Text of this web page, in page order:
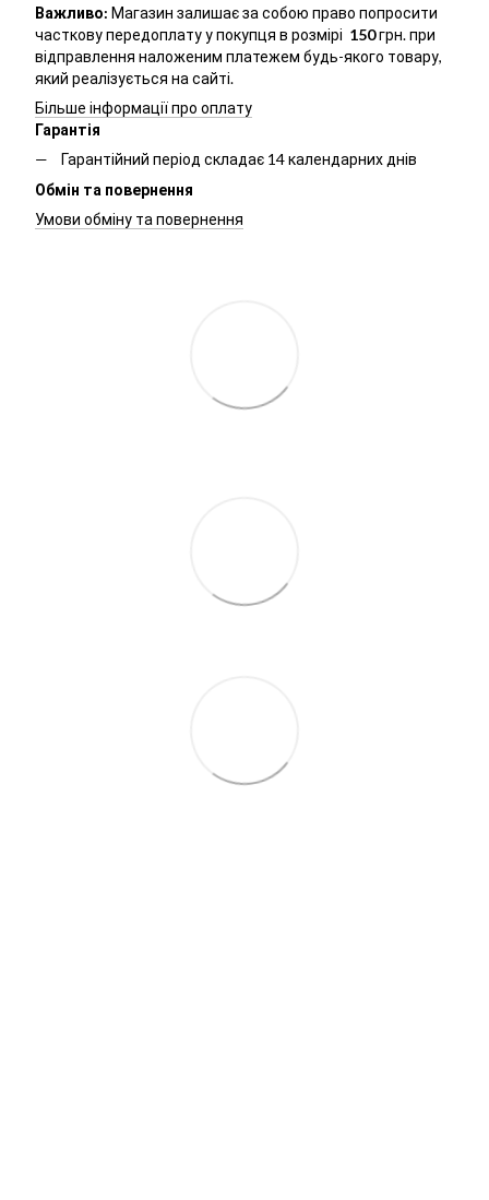
Важливо: Магазин залишає за собою право попросити
часткову передоплату у покупця в розмірі 150грн. при
відправлення наложеним платежем будь-якого товару,
який реалізується на сайті.
Більше інформації про оплату
Гарантія
Гарантійний період складає 14 календарних днів
Обмін та повернення
Умови обміну та повернення